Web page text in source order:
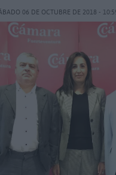
06 DE OCTUBRE DE 2018 -